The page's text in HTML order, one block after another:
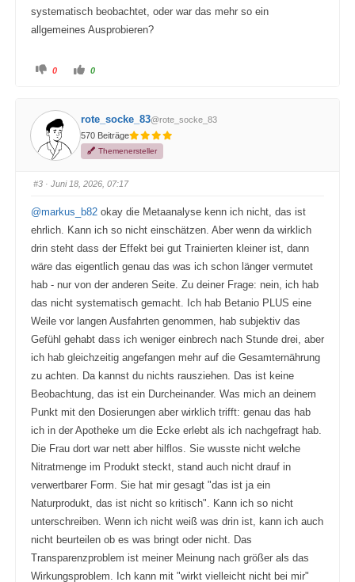
systematisch beobachtet, oder war das mehr so ein
allgemeines Ausprobieren?
A
c
e
n
f
ü
r
u
n
n
a
h
n
e
.
0
A
k
n
f
ü
a
u
e
n
a
h
b
n
0
rote_socke_83@rote_socke_83
570 Beiträge
Themenersteller
#3· Juni 18, 2026, 07:17
@markus_b82okay die Metaanalyse kenn ich nicht, das ist
ehrlich. Kann ich so nicht einschätzen. Aber wenn da wirklich
drin steht dass der Effekt bei gut Trainierten kleiner ist, dann
wäre das eigentlich genau das was ich schon länger vermutet
hab - nur von der anderen Seite. Zu deiner Frage: nein, ich hab
das nicht systematisch gemacht. Ich hab Betanio PLUS eine
Weile vor langen Ausfahrten genommen, hab subjektiv das
Gefühl gehabt dass ich weniger einbrech nach Stunde drei, aber
ich hab gleichzeitig angefangen mehr auf die Gesamternährung
zu achten. Da kannst du nichts rausziehen. Das ist keine
Beobachtung, das ist ein Durcheinander. Was mich an deinem
Punkt mit den Dosierungen aber wirklich trifft: genau das hab
ich in der Apotheke um die Ecke erlebt als ich nachgefragt hab.
Die Frau dort war nett aber hilflos. Sie wusste nicht welche
Nitratmenge im Produkt steckt, stand auch nicht drauf in
verwertbarer Form. Sie hat mir gesagt "das ist ja ein
Naturprodukt, das ist nicht so kritisch". Kann ich so nicht
unterschreiben. Wenn ich nicht weiß was drin ist, kann ich auch
nicht beurteilen ob es was bringt oder nicht. Das
Transparenzproblem ist meiner Meinung nach größer als das
Wirkungsproblem. Ich kann mit "wirkt vielleicht nicht bei mir"